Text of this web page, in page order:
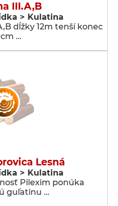
III.A,B
> Kulatina
dĺžky 12m tenší konec
…
Lesná
> Kulatina
Pilexim ponúka
guľatinu …